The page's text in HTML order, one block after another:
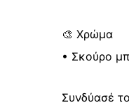
🎨 Χρώμα
• Σκούρο
Συνδύασέ